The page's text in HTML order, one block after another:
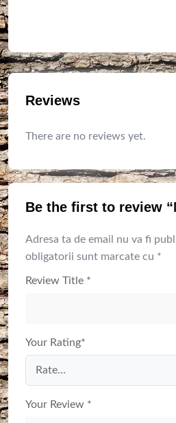
Reviews
There are no reviews yet.
Be the first to review
Adresa ta de email nu va fi
obligatorii sunt marcate cu *
Review Title *
Your Rating*
Your Review *